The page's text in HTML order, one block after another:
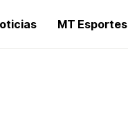
MT Esportes